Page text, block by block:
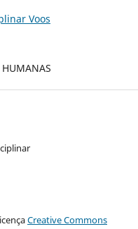
Voos
Creative Commons